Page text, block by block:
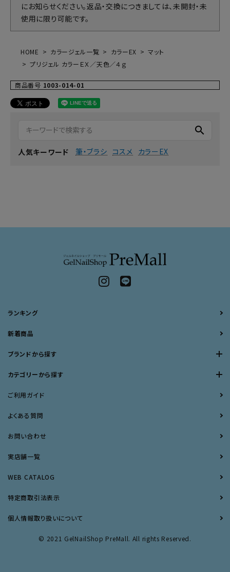
にお知らせください。返品・交換につきましては、未開封・未
使用に限り可能です。
HOME カラージェル一覧 カラーEX
マット
プリジェル カラーＥＸ／天色／４ｇ
商品番号 1003-014-01
search
人気キーワード 筆・ブラシ コスメ カラーEX
ランキング
新着商品
ブランドから探す
カテゴリーから探す
ご利用ガイド
よくある質問
お問い合わせ
実店舗一覧
WEB CATALOG
特定商取引法表示
個人情報取り扱いについて
© 2021 GelNailShop PreMall. All rights Reserved.